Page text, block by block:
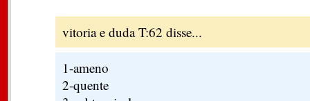
vitoria e duda T:62 disse...
1-ameno
2-quente